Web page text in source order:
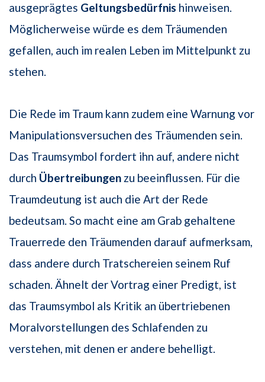
ausgeprägtes Geltungsbedürfnis hinweisen.
Möglicherweise würde es dem Träumenden
gefallen, auch im realen Leben im Mittelpunkt zu
stehen.
Die Rede im Traum kann zudem eine Warnung vor
Manipulationsversuchen des Träumenden sein.
Das Traumsymbol fordert ihn auf, andere nicht
durch Übertreibungen zu beeinflussen. Für die
Traumdeutung ist auch die Art der Rede
bedeutsam. So macht eine am Grab gehaltene
Trauerrede den Träumenden darauf aufmerksam,
dass andere durch Tratschereien seinem Ruf
schaden. Ähnelt der Vortrag einer Predigt, ist
das Traumsymbol als Kritik an übertriebenen
Moralvorstellungen des Schlafenden zu
verstehen, mit denen er andere behelligt.